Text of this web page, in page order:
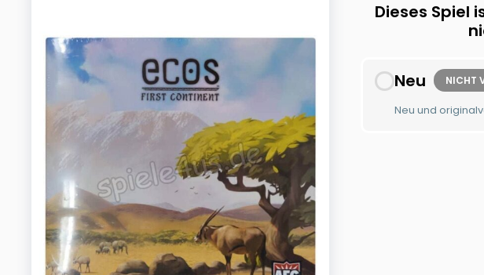
Dieses Spiel
Neu NICHT
Neu und